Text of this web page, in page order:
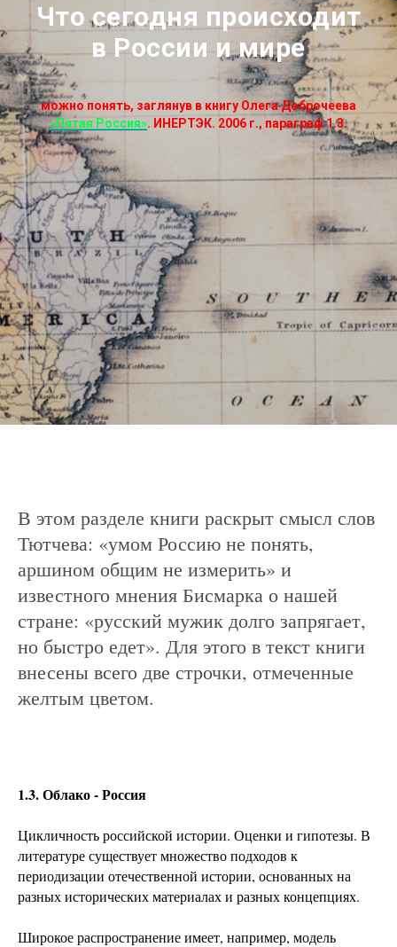
Что сегодня происходит
в России и мире
можно понять, заглянув в книгу Олега Доброчеева
«Пятая Россия». ИНЕРТЭК. 2006 г., параграф 1.3.
В этом разделе книги раскрыт смысл слов
Тютчева: «умом Россию не понять,
аршином общим не измерить» и
известного мнения Бисмарка о нашей
стране: «русский мужик долго запрягает,
но быстро едет». Для этого в текст книги
внесены всего две строчки, отмеченные
желтым цветом.
1.3. Облако - Россия
Цикличность российской истории. Оценки и гипотезы. В
литературе существует множество подходов к
периодизации отечественной истории, основанных на
разных исторических материалах и разных концепциях.
Широкое распространение имеет, например, модель